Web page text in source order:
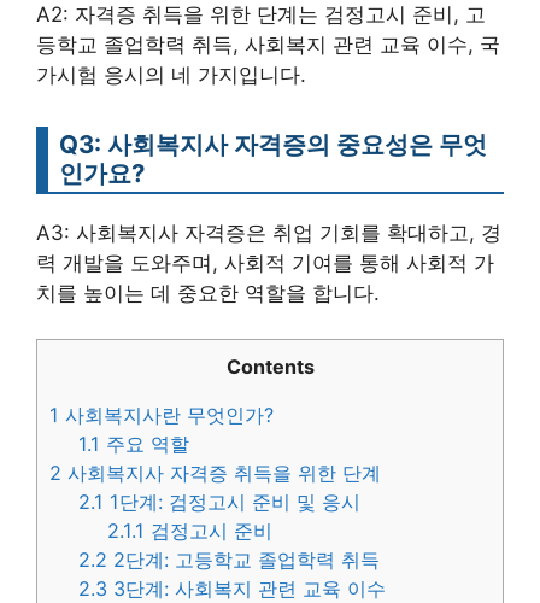
A2: 자격증 취득을 위한 단계는 검정고시 준비, 고
등학교 졸업학력 취득, 사회복지 관련 교육 이수, 국
가시험 응시의 네 가지입니다.
Q3: 사회복지사 자격증의 중요성은 무엇
인가요?
A3: 사회복지사 자격증은 취업 기회를 확대하고, 경
력 개발을 도와주며, 사회적 기여를 통해 사회적 가
치를 높이는 데 중요한 역할을 합니다.
Contents
1 사회복지사란 무엇인가?
1.1 주요 역할
2 사회복지사 자격증 취득을 위한 단계
2.1 1단계: 검정고시 준비 및 응시
2.1.1 검정고시 준비
2.2 2단계: 고등학교 졸업학력 취득
2.3 3단계: 사회복지 관련 교육 이수